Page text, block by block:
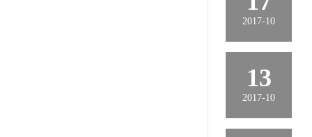
2017-10
13
2017-10